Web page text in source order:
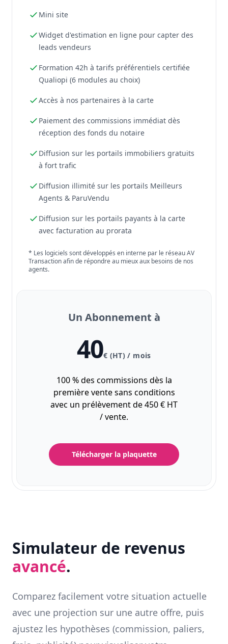
Mini site
Widget d'estimation en ligne pour capter des
leads vendeurs
Formation 42h à tarifs préférentiels certifiée
Qualiopi (6 modules au choix)
Accès à nos partenaires à la carte
Paiement des commissions immédiat dès
réception des fonds du notaire
Diffusion sur les portails immobiliers gratuits
à fort trafic
Diffusion illimité sur les portails Meilleurs
Agents & ParuVendu
Diffusion sur les portails payants à la carte
avec facturation au prorata
* Les logiciels sont développés en interne par le réseau AV
Transaction afin de répondre au mieux aux besoins de nos
agents.
Un Abonnement à
40€ (HT) / mois
100 % des commissions dès la
première vente sans conditions
avec un prélèvement de 450 € HT
/ vente.
Télécharger la plaquette
Simulateur de revenus
avancé.
Comparez facilement votre situation actuelle
avec une projection sur une autre offre, puis
ajustez les hypothèses (commission, paliers,